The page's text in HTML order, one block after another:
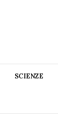
SCIENZE